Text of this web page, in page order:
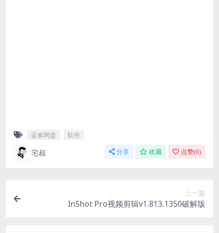
蓝奏网盘 软件
宅叔 分享 收藏 点赞(0)
上一篇
InShot Pro视频剪辑v1.813.1350破解版